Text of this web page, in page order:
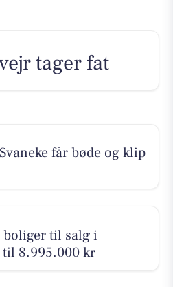
tager fat
får bøde og klip
boliger til salg i
til 8.995.000 kr